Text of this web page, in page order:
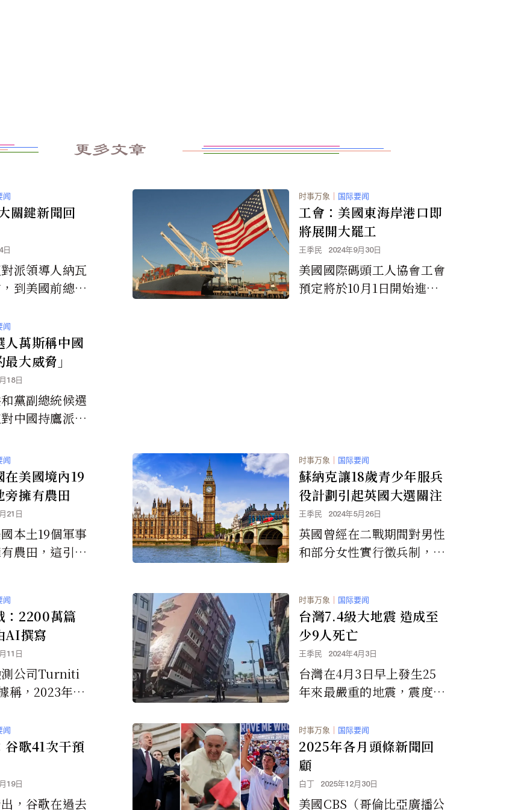
更多文章
闻
關鍵新聞回
日
派領導人納瓦
到美國前總統
權的突然垮
》頻道回顧
具關鍵性事
时事万象 ｜ 国际要闻
工會：美國東海岸港口即
將展開大罷工
王季民 2024年9月30日
美國國際碼頭工人協會工會
預定將於10月1日開始進行
闻
人萬斯稱中國
大威脅」
18日
黨副總統候選
中國持鷹派態
場，並保護美
受中國的影
闻
在美國境內19
旁擁有農田
21日
本土19個軍事
農田，這引發
时事万象 ｜ 国际要闻
蘇納克讓18歲青少年服兵
役計劃引起英國大選關注
王季民 2024年5月26日
英國曾經在二戰期間對男性
和部分女性實行徵兵制，並
執政的保守黨黨表示如果贏
得全國大選，英國所有18歲
的年輕人都必須服一年的強
制性兵役或民事兵役。
闻
：2200萬篇
AI撰寫
11日
測公司Turniti
稱，2023年學
能是使用生
中部分或全
时事万象 ｜ 国际要闻
台灣7.4級大地震 造成至
少9人死亡
王季民 2024年4月3日
台灣在4月3日早上發生25
年來最嚴重的地震，震度高
死亡以及多處的破壞損失。
闻
谷歌41次干預
19日
，谷歌在過去
时事万象 ｜ 国际要闻
2025年各月頭條新聞回
顧
白丁 2025年12月30日
美國CBS（哥倫比亞廣播公